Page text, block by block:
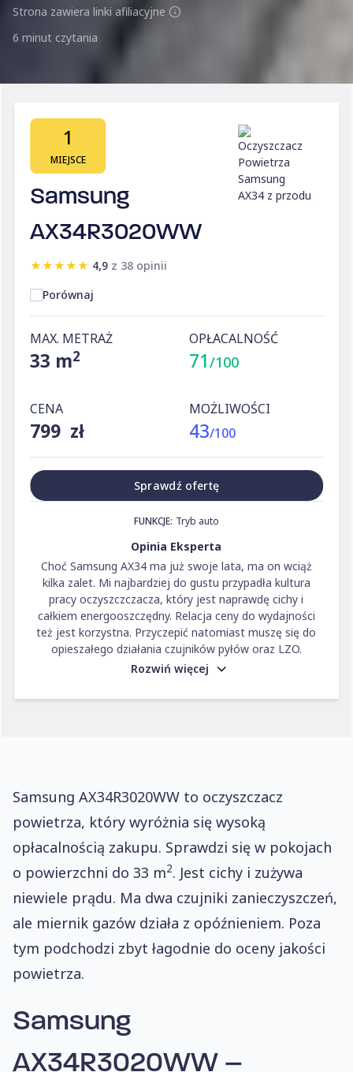
Strona zawiera linki afiliacyjne
6 minut czytania
1
MIEJSCE
Samsung
AX34R3020WW
★★★★★ 4,9 z 38 opinii
Porównaj
MAX. METRAŻ
33 m2
OPŁACALNOŚĆ
71/100
CENA
799 zł
MOŻLIWOŚCI
43/100
Sprawdź ofertę
FUNKCJE: Tryb auto
Opinia Eksperta
Choć Samsung AX34 ma już swoje lata, ma on wciąż
kilka zalet. Mi najbardziej do gustu przypadła kultura
pracy oczyszczczacza, który jest naprawdę cichy i
całkiem energooszczędny. Relacja ceny do wydajności
też jest korzystna. Przyczepić natomiast muszę się do
opieszałego działania czujników pyłów oraz LZO.
Rozwiń więcej
Samsung AX34R3020WW to oczyszczacz
powietrza, który wyróżnia się wysoką
opłacalnością zakupu. Sprawdzi się w pokojach
o powierzchni do 33 m2. Jest cichy i zużywa
niewiele prądu. Ma dwa czujniki zanieczyszczeń,
ale miernik gazów działa z opóźnieniem. Poza
tym podchodzi zbyt łagodnie do oceny jakości
powietrza.
Samsung
AX34R3020WW –